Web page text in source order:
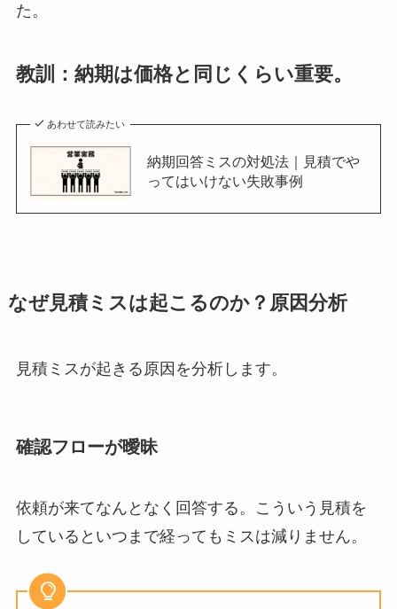
た。
教訓：納期は価格と同じくらい重要。
あわせて読みたい
納期回答ミスの対処法｜見積でや
ってはいけない失敗事例
なぜ見積ミスは起こるのか？原因分析
見積ミスが起きる原因を分析します。
確認フローが曖昧
依頼が来てなんとなく回答する。こういう見積を
しているといつまで経ってもミスは減りません。